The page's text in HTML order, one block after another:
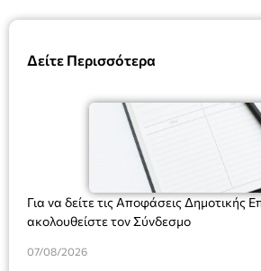
Δείτε Περισσότερα
Για να δείτε τις Αποφάσεις Δημοτικής
ακολουθείστε τον Σύνδεσμο
07/08/2026